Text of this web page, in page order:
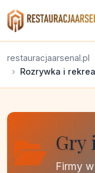
restauracjaarsenal.pl
Rozrywka i
Gry
Firmy